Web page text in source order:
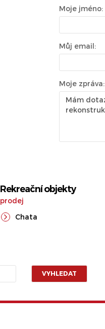
Moje jméno:
Můj email:
Moje zpráva:
Rekreační objekty
prodej
Chata
VYHLEDAT